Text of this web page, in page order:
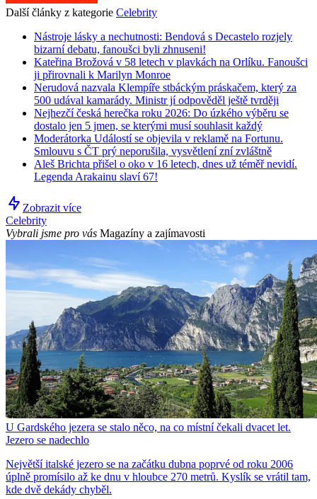
Další články z kategorie Celebrity
Nástroje lásky a nechutnosti: Bendová s Decastelo rozjely
bizarní debatu, fanoušci byli zhnuseni!
Kateřina Brožová v 58 letech v plavkách na Orlíku. Fanoušci
ji přirovnali k Marilyn Monroe
Nerudová nazvala Klempíře stbáckým práskačem, který za
500 udával kamarády. Ministr jí odpověděl ještě tvrději
Nejhezčí česká herečka roku 2026: Do úzkého výběru se
dostalo jen 5 jmen, se kterými musí souhlasit každý
Moderátorka Událostí se objevila v reklamě na Fortunu.
Smlouvu s ČT prý neporušila, vysvětlení zní zvláštně
Aleš Brichta přišel o oko v 16 letech, dnes už téměř nevidí.
Legenda Arakainu slaví 67!
Zobrazit více
Celebrity
Vybrali jsme pro vás Magazíny a zajímavosti
U Gardského jezera se stalo něco, na co místní čekali dvacet let.
Jezero se nadechlo
Největší italské jezero se na začátku dubna poprvé od roku 2006
úplně promísilo až ke dnu v hloubce 270 metrů. Kyslík se vrátil tam,
kde dvě dekády chyběl.